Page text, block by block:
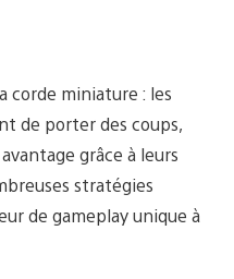
corde miniature : les
de porter des coups,
grâce à leurs
stratégies
de gameplay unique à